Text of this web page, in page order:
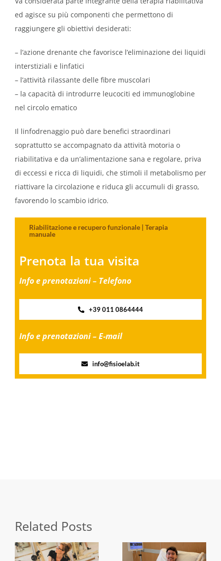
ed agisce su più componenti che permettono di
raggiungere gli obiettivi desiderati:
– l’azione drenante che favorisce l’eliminazione dei liquidi
interstiziali e linfatici
– l’attività rilassante delle fibre muscolari
– la capacità di introdurre leucociti ed immunoglobine
nel circolo ematico
Il linfodrenaggio può dare benefici straordinari
soprattutto se accompagnato da attività motoria o
riabilitativa e da un’alimentazione sana e regolare, priva
di eccessi e ricca di liquidi, che stimoli il metabolismo per
riattivare la circolazione e riduca gli accumuli di grasso,
favorendo lo scambio idrico.
Riabilitazione e recupero funzionale | Terapia
manuale
Prenota la tua visita
Info e prenotazioni – Telefono
+39 011 0864444
Info e prenotazioni – E-mail
info@fisioelab.it
Related Posts